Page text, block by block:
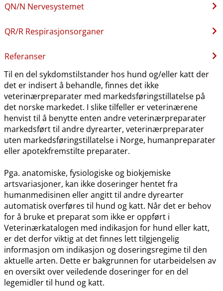
QN​/​N Nervesystemet
QR​/​R Respirasjonsorganer
Referanser
Til en del sykdomstilstander hos hund og​/​eller katt der
det er indisert å behandle, finnes det ikke
veterinærpreparater med markedsføringstillatelse på
det norske markedet. I slike tilfeller er veterinærene
henvist til å benytte enten andre veterinærpreparater
markedsført til andre dyrearter, veterinærpreparater
uten markedsføringstillatelse i Norge, humanpreparater
eller apotekfremstilte preparater.
Pga. anatomiske, fysiologiske og biokjemiske
artsvariasjoner, kan ikke doseringer hentet fra
humanmedisinen eller angitt til andre dyrearter
automatisk overføres til hund og katt. Når det er behov
for å bruke et preparat som ikke er oppført i
Veterinærkatalogen med indikasjon for hund eller katt,
er det derfor viktig at det finnes lett tilgjengelig
informasjon om indikasjon og doseringsregime til den
aktuelle arten. Dette er bakgrunnen for utarbeidelsen av
en oversikt over veiledende doseringer for en del
legemidler til hund og katt.